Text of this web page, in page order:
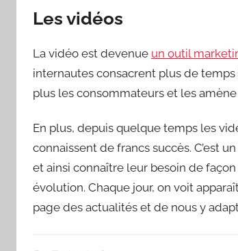
Les vidéos
La vidéo est devenue un outil
internautes consacrent plus de
plus les consommateurs et les amène
En plus, depuis quelque temps les
connaissent de francs succès. C’est
et ainsi connaître leur besoin de
évolution. Chaque jour, on voit
page des actualités et de nous y